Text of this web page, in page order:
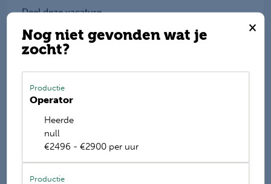
×
Nog niet gevonden wat je
zocht?
Productie
Operator
Heerde
null
€2496 - €2900 per uur
Productie
Deel deze vacature
Name